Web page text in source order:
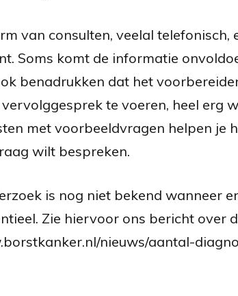
van consulten, veelal
Soms komt de informatie
benadrukken dat het
te voeren, heel erg
met voorbeeldvragen helpen je
wilt bespreken.
is nog niet bekend wanneer
Zie hiervoor ons bericht over
nieuws/aantal-